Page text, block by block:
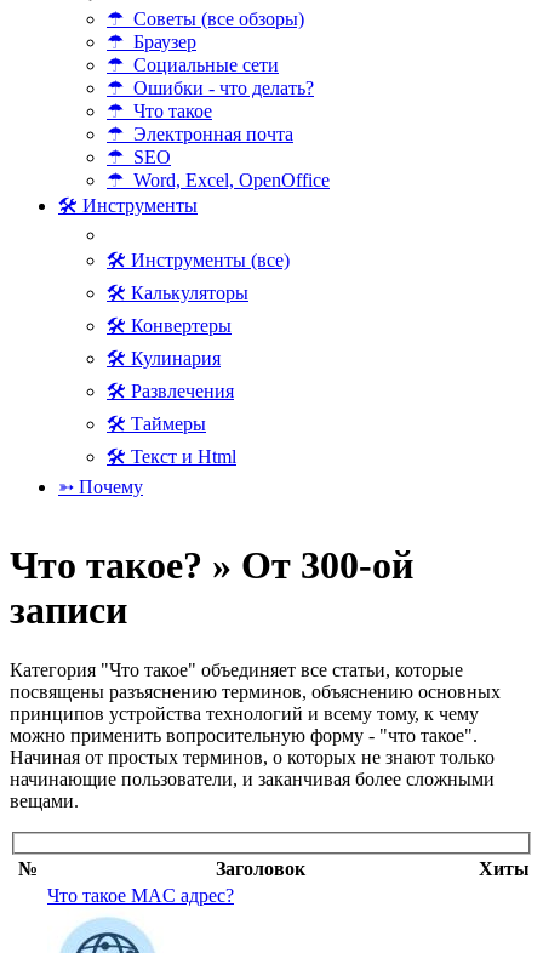
☂ Советы (все обзоры)
☂ Браузер
☂ Социальные сети
☂ Ошибки - что делать?
☂ Что такое
☂ Электронная почта
☂ SEO
☂ Word, Excel, OpenOffice
🛠 Инструменты
🛠 Инструменты (все)
🛠 Калькуляторы
🛠 Конвертеры
🛠 Кулинария
🛠 Развлечения
🛠 Таймеры
🛠 Текст и Html
➳ Почему
Что такое? » От 300-ой
записи
Категория "Что такое" объединяет все статьи, которые
посвящены разъяснению терминов, объяснению основных
принципов устройства технологий и всему тому, к чему
можно применить вопросительную форму - "что такое".
Начиная от простых терминов, о которых не знают только
начинающие пользователи, и заканчивая более сложными
вещами.
№ Заголовок Хиты
Что такое MAC адрес?